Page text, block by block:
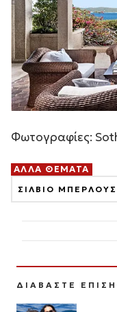
Φωτογραφίες:
ΑΛΛΑ ΘΕΜΑΤΑ
ΣΙΛΒΙΟ
ΔΙΑΒΑΣΤΕ